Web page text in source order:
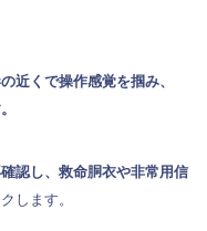
近くで操作感覚を掴み、
認し、救命胴衣や非常用信
します。